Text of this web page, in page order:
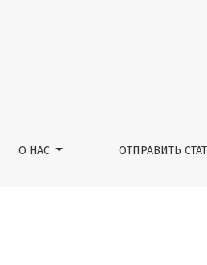
О НАС ОТПРАВИТЬ